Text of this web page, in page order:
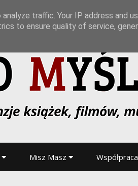
Misz Masz Współpraca
traffic. Your IP address and
to ensure quality of service,